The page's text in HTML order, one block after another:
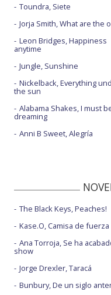
Toundra, Siete
Jorja Smith, What are the
Leon Bridges, Happiness
anytime
Jungle, Sunshine
Nickelback, Everything
the sun
Alabama Shakes, I must
dreaming
Anni B Sweet, Alegría
The Black Keys, Peaches!
Kase.O, Camisa de fuerza
Ana Torroja, Se ha
show
Jorge Drexler, Taracá
Bunbury, De un siglo